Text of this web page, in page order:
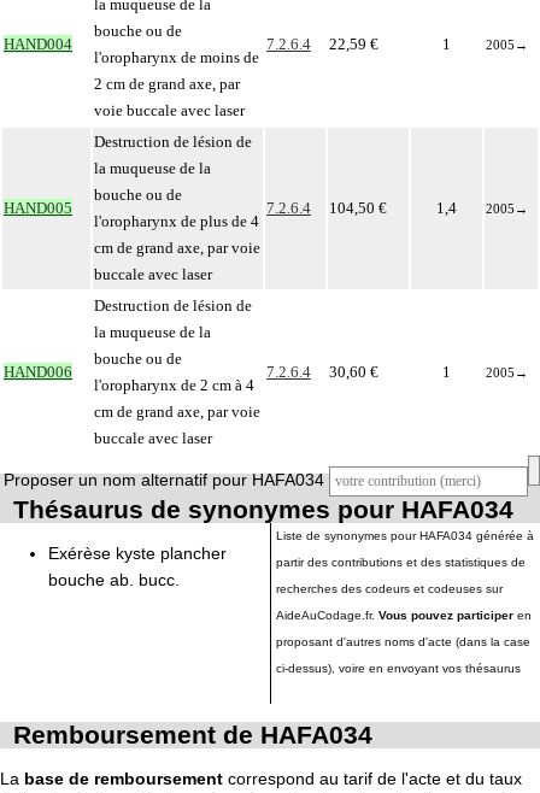
HAND004
la muqueuse de la
bouche ou de
l'oropharynx de moins de
2 cm de grand axe, par
voie buccale avec laser
7.2.6.4 22,59 € 1 2005 →
HAND005
Destruction de lésion de
la muqueuse de la
bouche ou de
l'oropharynx de plus de 4
cm de grand axe, par voie
buccale avec laser
7.2.6.4 104,50 € 1,4 2005 →
HAND006
Destruction de lésion de
la muqueuse de la
bouche ou de
l'oropharynx de 2 cm à 4
cm de grand axe, par voie
buccale avec laser
7.2.6.4 30,60 € 1 2005 →
Proposer un nom alternatif pour HAFA034
Thésaurus de synonymes pour HAFA034
Exérèse kyste plancher
bouche ab. bucc.
Liste de synonymes pour HAFA034 générée à
partir des contributions et des statistiques de
recherches des codeurs et codeuses sur
AideAuCodage.fr. Vous pouvez participer en
proposant d'autres noms d'acte (dans la case
ci-dessus), voire en envoyant vos thésaurus
Remboursement de HAFA034
La base de remboursement correspond au tarif de l'acte et du taux